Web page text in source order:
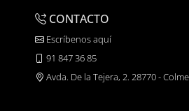
CONTACTO
Escríbenos aquí
91 847 36 85
Avda. De la Tejera, 2. 28770 -